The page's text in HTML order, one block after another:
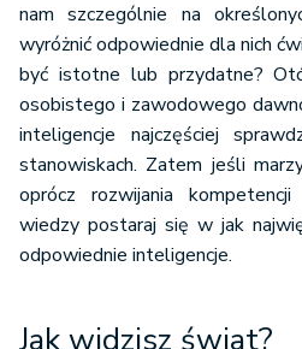
nam szczególnie na
wyróżnić odpowiednie dla nich
być istotne lub przydatne?
osobistego i zawodowego
inteligencje najczęściej
stanowiskach. Zatem jeśli
oprócz rozwijania
wiedzy postaraj się w jak
odpowiednie inteligencje.
Jak widzisz świat?